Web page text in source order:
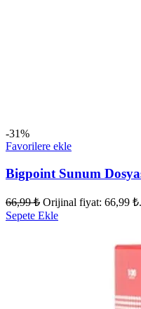
-31%
Favorilere ekle
Bigpoint Sunum
66,99₺ Orijinal fiyat: 66,99 ₺.
Sepete Ekle